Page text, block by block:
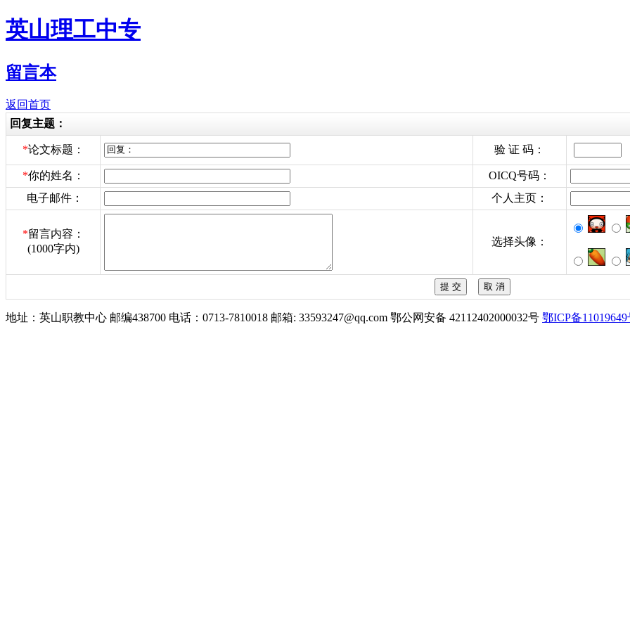
英山理工中专
留言本
返回首页
回复主题：
*论文标题： 验 证 码：
*你的姓名：
OICQ号码：
电子邮件：
个人主页：
*留言内容：
(1000字内)
选择头像：
地址：英山职教中心 邮编438700 电话：0713-7810018 邮箱: 33593247@qq.com 鄂公网安备 42112402000032号 鄂ICP备11019649